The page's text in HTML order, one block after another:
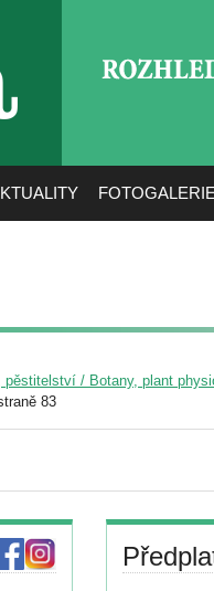
pěstitelství / Botany, plant
83